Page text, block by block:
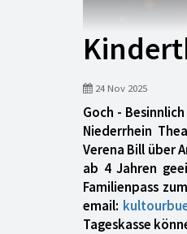
24 Nov 2025
Goch -
Niederrhein
Verena Bill über
ab 4 Jahren
Familienpass
email:
Tageskasse